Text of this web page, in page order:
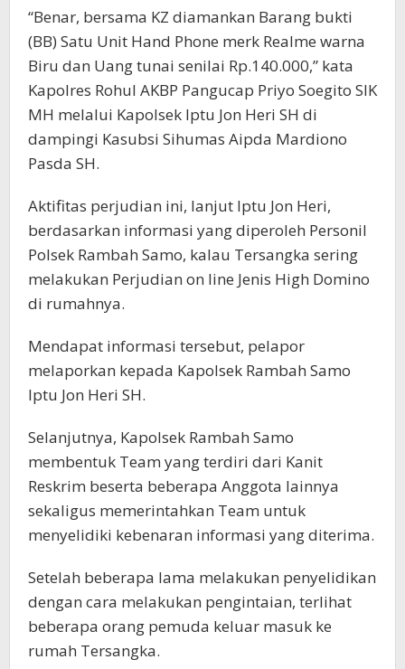
“Benar, bersama KZ diamankan Barang bukti
(BB) Satu Unit Hand Phone merk Realme warna
Biru dan Uang tunai senilai Rp.140.000,” kata
Kapolres Rohul AKBP Pangucap Priyo Soegito SIK
MH melalui Kapolsek Iptu Jon Heri SH di
dampingi Kasubsi Sihumas Aipda Mardiono
Pasda SH.
Aktifitas perjudian ini, lanjut Iptu Jon Heri,
berdasarkan informasi yang diperoleh Personil
Polsek Rambah Samo, kalau Tersangka sering
melakukan Perjudian on line Jenis High Domino
di rumahnya.
Mendapat informasi tersebut, pelapor
melaporkan kepada Kapolsek Rambah Samo
Iptu Jon Heri SH.
Selanjutnya, Kapolsek Rambah Samo
membentuk Team yang terdiri dari Kanit
Reskrim beserta beberapa Anggota lainnya
sekaligus memerintahkan Team untuk
menyelidiki kebenaran informasi yang diterima.
Setelah beberapa lama melakukan penyelidikan
dengan cara melakukan pengintaian, terlihat
beberapa orang pemuda keluar masuk ke
rumah Tersangka.